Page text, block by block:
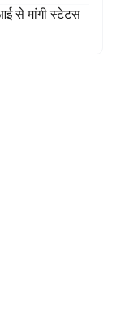
से मांगी स्टेटस